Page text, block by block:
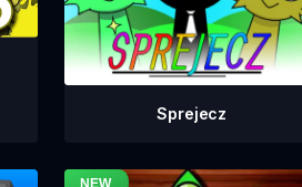
Sprejecz